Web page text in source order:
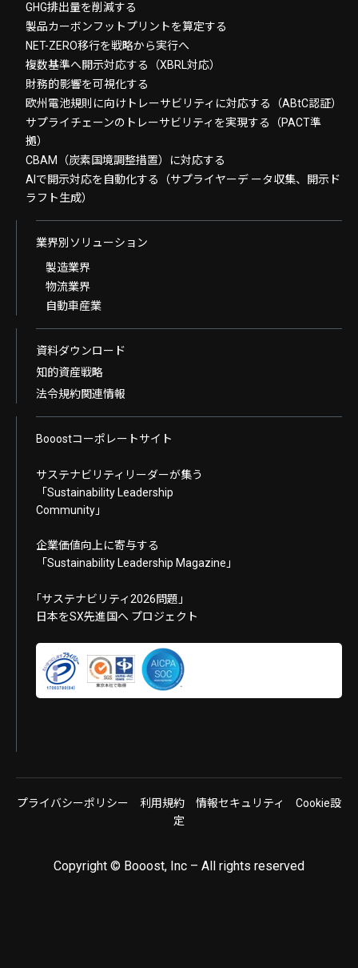
GHG排出量を削減する
製品カーボンフットプリントを算定する
NET-ZERO移行を戦略から実行へ
複数基準へ開示対応する（XBRL対応）
財務的影響を可視化する
欧州電池規則に向けトレーサビリティに対応する（ABtC認証）
サプライチェーンのトレーサビリティを実現する（PACT準
拠）
CBAM（炭素国境調整措置）に対応する
AIで開示対応を自動化する（サプライヤーデ ータ収集、開示ド
ラフト生成）
業界別ソリューション
製造業界
物流業界
自動車産業
資料ダウンロード
知的資産戦略
法令規約関連情報
Booostコーポレートサイト
サステナビリティリーダーが集う
「Sustainability Leadership
Community」
企業価値向上に寄与する
「Sustainability Leadership Magazine」
｢サステナビリティ2026問題｣
日本をSX先進国へ プロジェクト
プライバシーポリシー 利用規約 情報セキュリティ
Cookie設
定
Copyright © Booost, Inc – All rights reserved